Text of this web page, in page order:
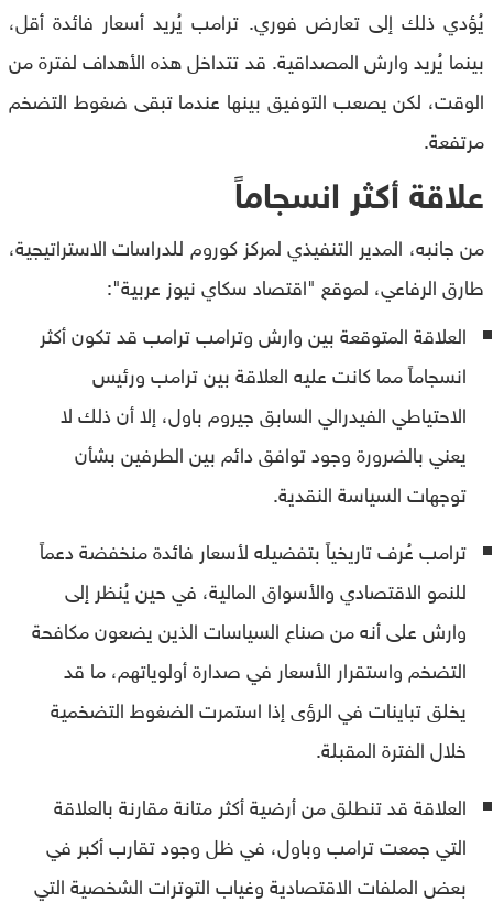
يُؤدي ذلك إلى تعارض فوري. ترامب يُريد أسعار فائدة أقل،
بينما يُريد وارش المصداقية. قد تتداخل هذه الأهداف لفترة من
الوقت، لكن يصعب التوفيق بينها عندما تبقى ضغوط التضخم
مرتفعة.
علاقة أكثر انسجاماً
من جانبه، المدير التنفيذي لمركز كوروم للدراسات الاستراتيجية،
طارق الرفاعي، لموقع "اقتصاد سكاي نيوز عربية":
العلاقة المتوقعة بين وارش وترامب ترامب قد تكون أكثر
انسجاماً مما كانت عليه العلاقة بين ترامب ورئيس
الاحتياطي الفيدرالي السابق جيروم باول، إلا أن ذلك لا
يعني بالضرورة وجود توافق دائم بين الطرفين بشأن
توجهات السياسة النقدية.
ترامب عُرف تاريخياً بتفضيله لأسعار فائدة منخفضة دعماً
للنمو الاقتصادي والأسواق المالية، في حين يُنظر إلى
وارش على أنه من صناع السياسات الذين يضعون مكافحة
التضخم واستقرار الأسعار في صدارة أولوياتهم، ما قد
يخلق تباينات في الرؤى إذا استمرت الضغوط التضخمية
خلال الفترة المقبلة.
العلاقة قد تنطلق من أرضية أكثر متانة مقارنة بالعلاقة
التي جمعت ترامب وباول، في ظل وجود تقارب أكبر في
بعض الملفات الاقتصادية وغياب التوترات الشخصية التي